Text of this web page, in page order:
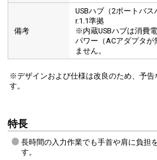
備考
USBハブ（2ポートバ
r.1.1準拠
※内蔵USBハブは消費
パワー（ACアダプタが
ません。
※デザインおよび仕様は改良のため、予告
す。
特長
長時間の入力作業でも手首や肩に負担
す。